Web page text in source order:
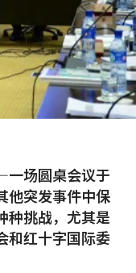
场圆桌会议于
他突发事件中保
种挑战，尤其是
和红十字国际委